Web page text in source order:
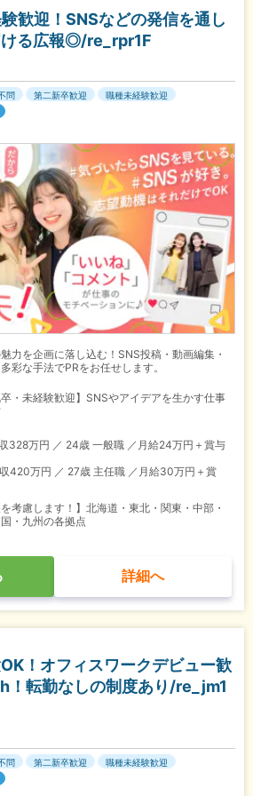
験歓迎！SNSなどの発信を通し
ける広報◎/re_rpr1F
問 第二新卒歓迎
職種未経験歓迎
力を企画に落し込む！SNS投稿・動画編集・
彩な手法でPRをお任せします。
卒・未経験歓迎】SNSやアイデアを生かす仕事
328万円 ／ 24歳 一般職 ／月給24万円＋賞与
420万円 ／ 27歳 主任職 ／月給30万円＋賞
を考慮します！】北海道・東北・関東・中部・
・九州の各拠点
詳細へ
OK！オフィスワークデビュー歓
！転勤なしの制度あり/re_jm1
問 第二新卒歓迎
職種未経験歓迎